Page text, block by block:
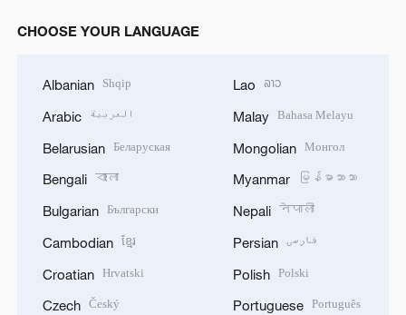
CHOOSE YOUR LANGUAGE
Albanian Shqip
Arabic العربية
Belarusian Беларуская
Bengali বাংলা
Bulgarian Български
Cambodian ខ្មែរ
Croatian Hrvatski
Czech Český
Lao ລາວ
Malay Bahasa Melayu
Mongolian Монгол
Myanmar မြန်မာဘာသာ
Nepali नेपाली
Persian فارسی
Polish Polski
Portuguese Português